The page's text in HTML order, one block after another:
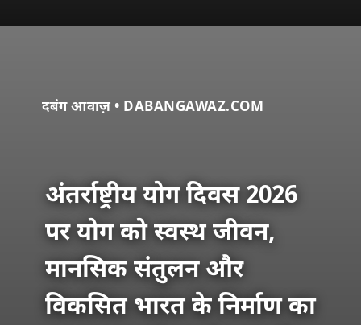
दबंग आवाज़ • DABANGAWAZ.COM
अंतर्राष्ट्रीय योग दिवस 2026
पर योग को स्वस्थ जीवन,
मानसिक संतुलन और
विकसित भारत के निर्माण का